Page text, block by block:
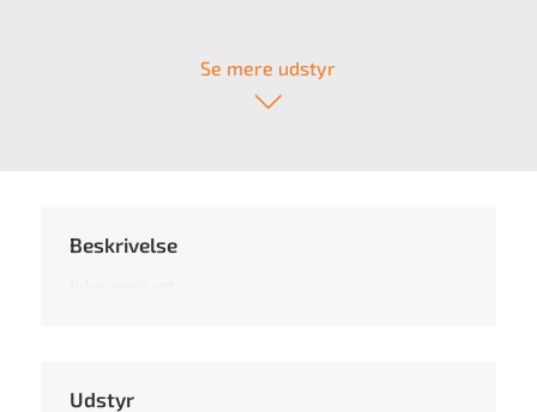
Se mere udstyr
Beskrivelse
Udstyr